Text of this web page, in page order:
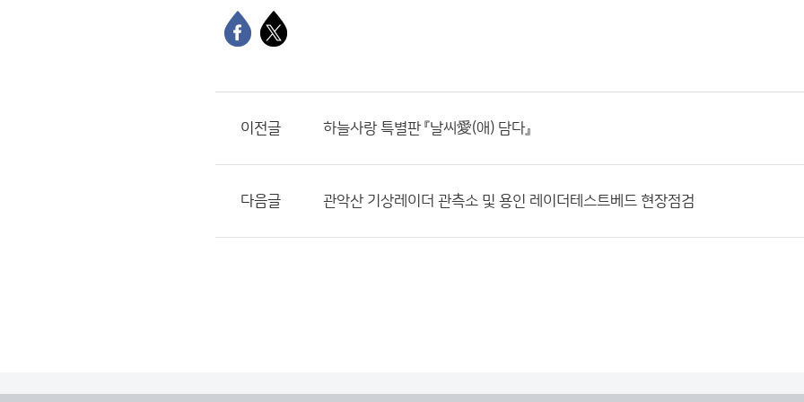
이전글 하늘사랑 특별판 『날씨愛(애) 담다』
다음글 관악산 기상레이더 관측소 및 용인 레이더테스트베드 현장점검